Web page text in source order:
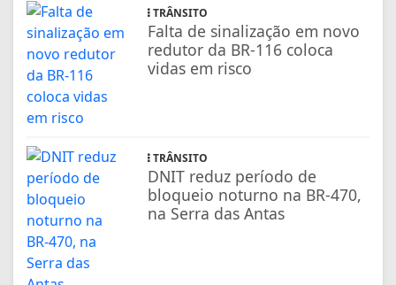
TRÂNSITO
Falta de sinalização em novo
redutor da BR-116 coloca
vidas em risco
TRÂNSITO
DNIT reduz período de
bloqueio noturno na BR-470,
na Serra das Antas